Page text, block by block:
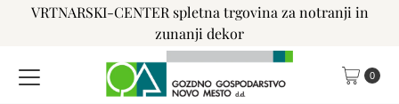
Preskoči na vsebino
VRTNARSKI-CENTER spletna trgovina za notranji in
zunanji dekor
0